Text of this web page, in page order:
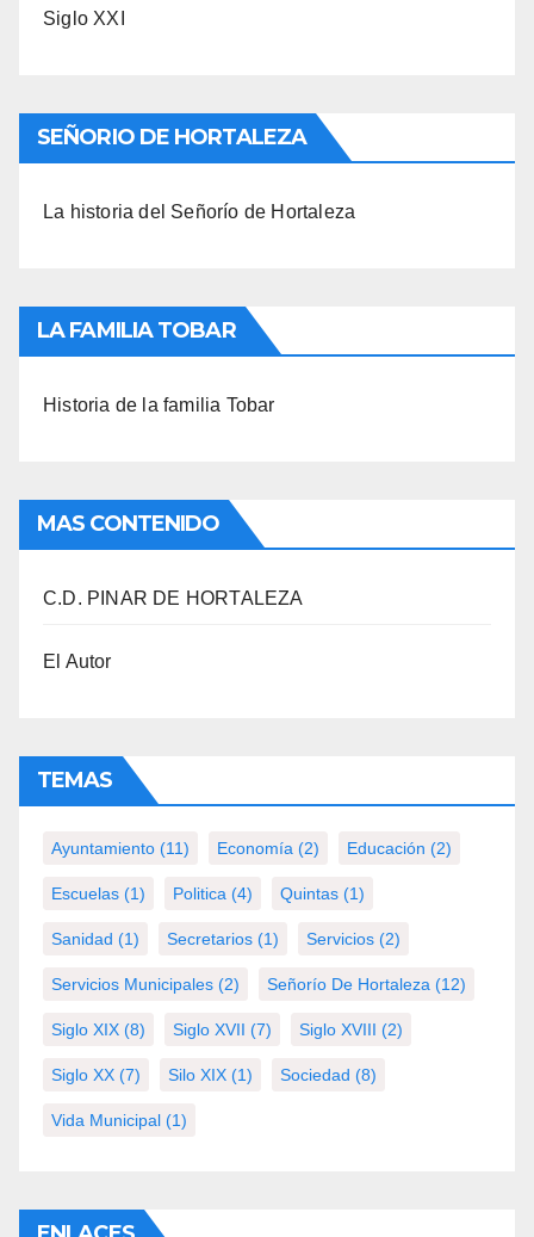
Siglo XXI
SEÑORIO DE HORTALEZA
La historia del Señorío de Hortaleza
LA FAMILIA TOBAR
Historia de la familia Tobar
MAS CONTENIDO
C.D. PINAR DE HORTALEZA
El Autor
TEMAS
Ayuntamiento (11) Economía (2) Educación (2)
Escuelas (1) Politica (4) Quintas (1)
Sanidad (1) Secretarios (1) Servicios (2)
Servicios Municipales (2) Señorío De Hortaleza (12)
Siglo XIX (8) Siglo XVII (7) Siglo XVIII (2)
Siglo XX (7) Silo XIX (1) Sociedad (8)
Vida Municipal (1)